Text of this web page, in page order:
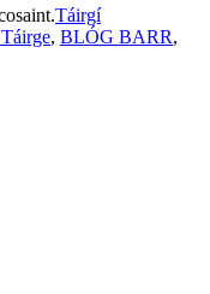
Táirgí
, BLÓG BARR,